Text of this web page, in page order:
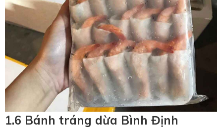
1.6 Bánh tráng dừa Bình Định